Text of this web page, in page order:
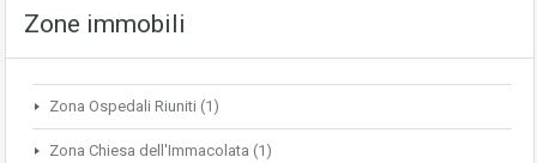
Zone immobili
Zona Ospedali Riuniti (1)
Zona Chiesa dell'Immacolata (1)